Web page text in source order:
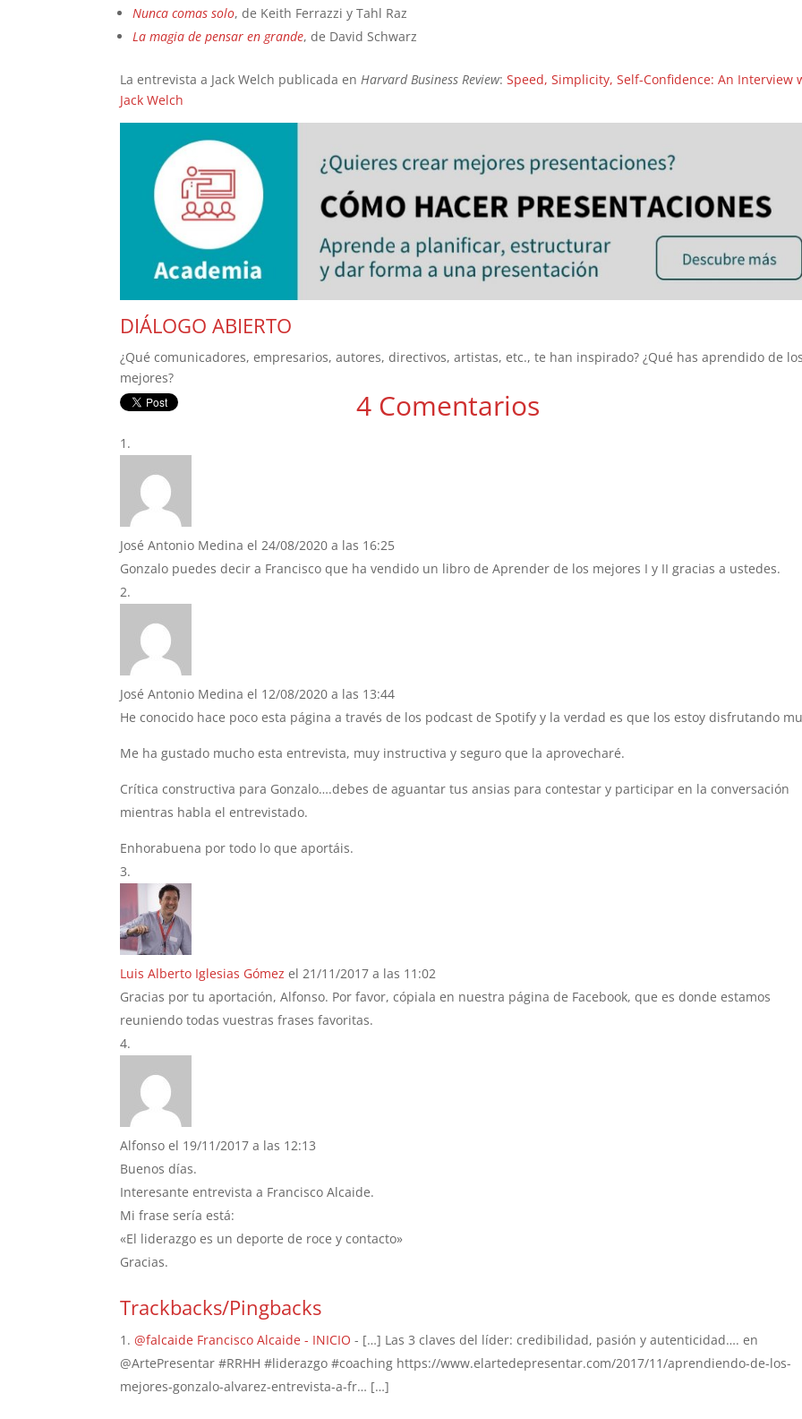
Nunca comas solo, de Keith Ferrazzi y Tahl Raz
La magia de pensar en grande, de David Schwarz
La entrevista a Jack Welch publicada enHarvard Business Review:Speed, Simplicity, Self-Confidence: An Interview
Jack Welch
DIÁLOGO ABIERTO
¿Qué comunicadores, empresarios, autores, directivos, artistas, etc., te han inspirado? ¿Qué has aprendido de
mejores?
4 Comentarios
José Antonio Medina el 24/08/2020 a las 16:25
Gonzalo puedes decir a Francisco que ha vendido un libro de Aprender de los mejores I y II gracias a ustedes.
José Antonio Medina el 12/08/2020 a las 13:44
He conocido hace poco esta página a través de los podcast de Spotify y la verdad es que los estoy disfrutando
Me ha gustado mucho esta entrevista, muy instructiva y seguro que la aprovecharé.
Crítica constructiva para Gonzalo….debes de aguantar tus ansias para contestar y participar en la conversación
mientras habla el entrevistado.
Enhorabuena por todo lo que aportáis.
Luis Alberto Iglesias Gómez el 21/11/2017 a las 11:02
Gracias por tu aportación, Alfonso. Por favor, cópiala en nuestra página de Facebook, que es donde estamos
reuniendo todas vuestras frases favoritas.
Alfonso el 19/11/2017 a las 12:13
Buenos días.
Interesante entrevista a Francisco Alcaide.
Mi frase sería está:
«El liderazgo es un deporte de roce y contacto»
Gracias.
Trackbacks/Pingbacks
@falcaide Francisco Alcaide - INICIO - […] Las 3 claves del líder: credibilidad, pasión y autenticidad…. en
@ArtePresentar #RRHH #liderazgo #coaching https://www.elartedepresentar.com/2017/11/aprendiendo-de-los-
mejores-gonzalo-alvarez-entrevista-a-fr… […]